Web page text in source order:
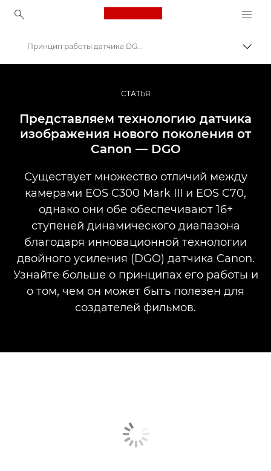
Canon Logo, back to
Профессиональная фото- и видеосъемка
Истории
Принцип работы датчика DGO
СТАТЬЯ
Представляем технологию датчика
изображения нового поколения от
Canon — DGO
Существует множество отличий между
камерами EOS C300 Mark III и EOS C70,
однако они обе обеспечивают 16+
ступеней динамического диапазона
благодаря инновационной технологии
двойного усиления (DGO) датчика Canon.
Узнайте больше о принципах его работы и
о том, чем он может быть полезен для
создателей фильмов.